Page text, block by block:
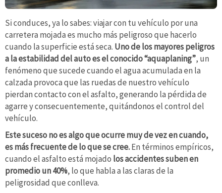
Si conduces, ya lo sabes: viajar con tu vehículo por una
carretera mojada es mucho más peligroso que hacerlo
cuando la superficie está seca. Uno de los mayores peligros
a la estabilidad del auto es el conocido “aquaplaning”, un
fenómeno que sucede cuando el agua acumulada en la
calzada provoca que las ruedas de nuestro vehículo
pierdan contacto con el asfalto, generando la pérdida de
agarre y consecuentemente, quitándonos el control del
vehículo.
Este suceso no es algo que ocurre muy de vez en cuando,
es más frecuente de lo que se cree.En términos empíricos,
cuando el asfalto está mojado los accidentes suben en
promedio un 40%, lo que habla a las claras de la
peligrosidad que conlleva.